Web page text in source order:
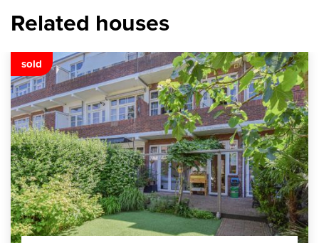
Related houses
sold